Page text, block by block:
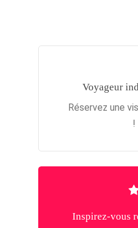
Voyageur
Réservez une
!
Inspirez-vous